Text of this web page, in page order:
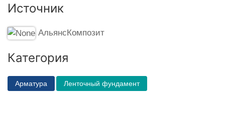
Источник
АльянсКомпозит
Категория
Арматура Ленточный фундамент